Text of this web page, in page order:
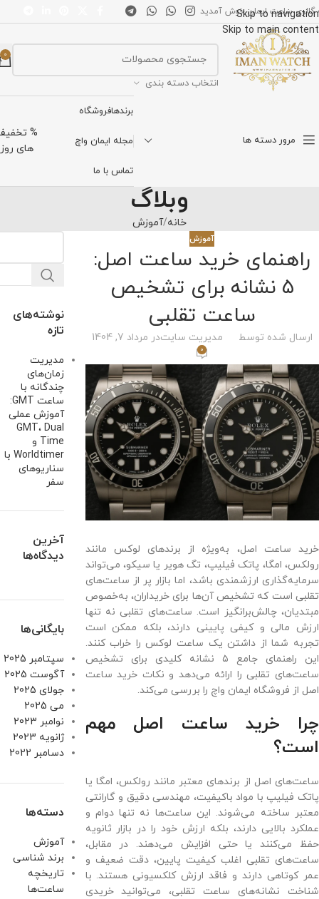
Skip to navigation
Skip to main content
گالری ساعت ایمان خوش آمدید
انتخاب دسته بندی
0
مرور دسته ها
برندهافروشگاه
مجله ایمان واچ
تماس با ما
%
های روز
وبلاگ
خانه آموزش
آموزش
راهنمای خرید ساعت اصل:
۵ نشانه برای تشخیص
ساعت تقلبی
ارسال شده توسط مدیریت سایتدر مرداد 7, 1404
0
خرید ساعت اصل، به‌ویژه از برندهای لوکس مانند
رولکس، امگا، پاتک فیلیپ، تگ هویر یا سیکو، می‌تواند
سرمایه‌گذاری ارزشمندی باشد، اما بازار پر از ساعت‌های
تقلبی است که تشخیص آن‌ها برای خریداران، به‌خصوص
مبتدیان، چالش‌برانگیز است. ساعت‌های تقلبی نه تنها
ارزش مالی و کیفی پایینی دارند، بلکه ممکن است
تجربه شما از داشتن یک ساعت لوکس را خراب کنند.
این راهنمای جامع ۵ نشانه کلیدی برای تشخیص
ساعت‌های تقلبی را ارائه می‌دهد و نکات خرید ساعت
اصل از فروشگاه ایمان واچ را بررسی می‌کند.
چرا خرید ساعت اصل مهم
است؟
ساعت‌های اصل از برندهای معتبر مانند رولکس، امگا یا
پاتک فیلیپ با مواد باکیفیت، مهندسی دقیق و گارانتی
معتبر ساخته می‌شوند. این ساعت‌ها نه تنها دوام و
عملکرد بالایی دارند، بلکه ارزش خود را در بازار ثانویه
حفظ می‌کنند یا حتی افزایش می‌دهند. در مقابل،
ساعت‌های تقلبی اغلب کیفیت پایین، دقت ضعیف و
عمر کوتاهی دارند و فاقد ارزش کلکسیونی هستند. با
شناخت نشانه‌های ساعت تقلبی، می‌توانید خریدی
نوشته‌های
تازه
مدیریت
زمان‌های
چندگانه با
ساعت GMT:
آموزش عملی
GMT، Dual
Time و
Worldtimer با
سناریوهای
سفر
آخرین
دیدگاه‌ها
بایگانی‌ها
سپتامبر 2025
آگوست 2025
جولای 2025
می 2025
نوامبر 2023
ژانویه 2023
دسامبر 2022
دسته‌ها
آموزش
برند شناسی
تاریخچه
ساعت‌ها